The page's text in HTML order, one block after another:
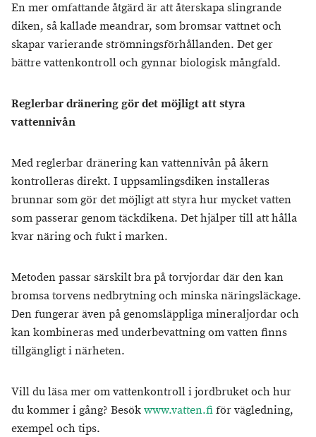
En mer omfattande åtgärd är att återskapa slingrande
diken, så kallade meandrar, som bromsar vattnet och
skapar varierande strömningsförhållanden. Det ger
bättre vattenkontroll och gynnar biologisk mångfald.
Reglerbar dränering gör det möjligt att styra
vattennivån
Med reglerbar dränering kan vattennivån på åkern
kontrolleras direkt. I uppsamlingsdiken installeras
brunnar som gör det möjligt att styra hur mycket vatten
som passerar genom täckdikena. Det hjälper till att hålla
kvar näring och fukt i marken.
Metoden passar särskilt bra på torvjordar där den kan
bromsa torvens nedbrytning och minska näringsläckage.
Den fungerar även på genomsläppliga mineraljordar och
kan kombineras med underbevattning om vatten finns
tillgängligt i närheten.
Vill du läsa mer om vattenkontroll i jordbruket och hur
du kommer i gång? Besökwww.vatten.fiför vägledning,
exempel och tips.